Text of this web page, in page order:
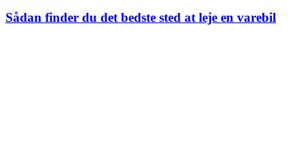
Sådan finder du det bedste sted at leje en varebil